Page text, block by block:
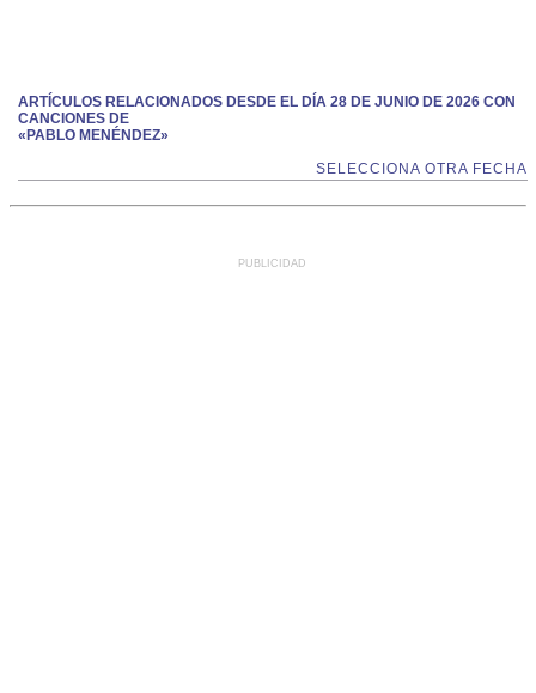
ARTÍCULOS RELACIONADOS DESDE EL DÍA 28 DE JUNIO DE 2026 CON
CANCIONES DE
«PABLO MENÉNDEZ»
SELECCIONA OTRA FECHA
PUBLICIDAD